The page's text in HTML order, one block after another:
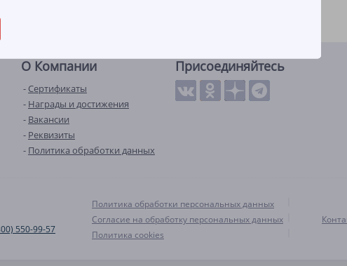
О Компании
Сертификаты
Награды и достижения
Вакансии
Реквизиты
Политика обработки данных
Присоединяйтесь
550-99-57
Политика обработки персональных данных
Согласие на обработку персональных данных
Политика cookies